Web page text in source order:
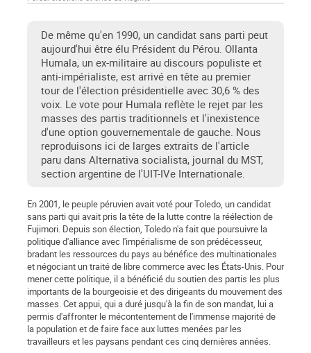
De même qu'en 1990, un candidat sans parti peut
aujourd'hui être élu Président du Pérou. Ollanta
Humala, un ex-militaire au discours populiste et
anti-impérialiste, est arrivé en tête au premier
tour de l'élection présidentielle avec 30,6 % des
voix. Le vote pour Humala reflète le rejet par les
masses des partis traditionnels et l'inexistence
d'une option gouvernementale de gauche. Nous
reproduisons ici de larges extraits de l'article
paru dans Alternativa socialista, journal du MST,
section argentine de l'UIT-IVe Internationale.
En 2001, le peuple péruvien avait voté pour Toledo, un candidat
sans parti qui avait pris la tête de la lutte contre la réélection de
Fujimori. Depuis son élection, Toledo n'a fait que poursuivre la
politique d'alliance avec l'impérialisme de son prédécesseur,
bradant les ressources du pays au bénéfice des multinationales
et négociant un traité de libre commerce avec les États-Unis. Pour
mener cette politique, il a bénéficié du soutien des partis les plus
importants de la bourgeoisie et des dirigeants du mouvement des
masses. Cet appui, qui a duré jusqu'à la fin de son mandat, lui a
permis d'affronter le mécontentement de l'immense majorité de
la population et de faire face aux luttes menées par les
travailleurs et les paysans pendant ces cinq dernières années.